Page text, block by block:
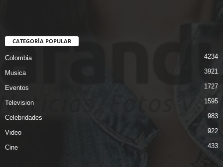
CATEGORÍA POPULAR
Colombia 4234
Musica 3921
Eventos 1727
Television 1595
Celebridades 983
Video 922
Cine 433